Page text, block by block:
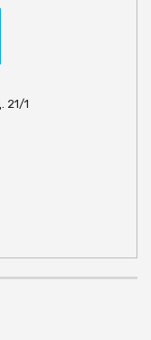
21/1